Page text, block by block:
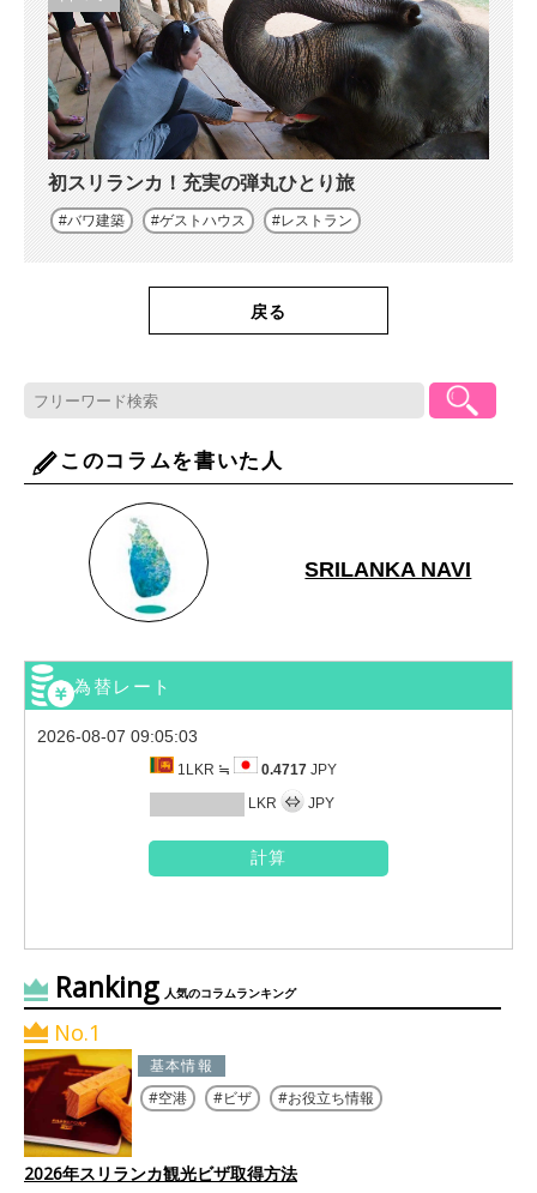
初スリランカ！充実の弾丸ひとり旅
バワ建築 ゲストハウス レストラン
戻る
このコラムを書いた人
SRILANKA NAVI
為替レート
2026-08-07 09:05:03
1LKR ≒ 0.4717 JPY
LKR JPY
Ranking 人気のコラムランキング
No.1
基本情報
空港
ビザ お役立ち情報
2026年スリランカ観光ビザ取得方法